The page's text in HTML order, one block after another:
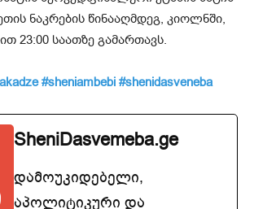
ნაკრების წინააღმდეგ, კიოლნში,
23:00 საათზე გამართავს.
#sheniambebi #shenidasveneba
SheniDasvemeba.ge
დამოუკიდებელი,
აპოლიტიკური და